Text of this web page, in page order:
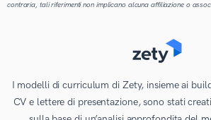
contraria, tali riferimenti non implicano alcuna affiliazione o
I modelli di curriculum di Zety, insieme ai
CV e lettere di presentazione, sono stati